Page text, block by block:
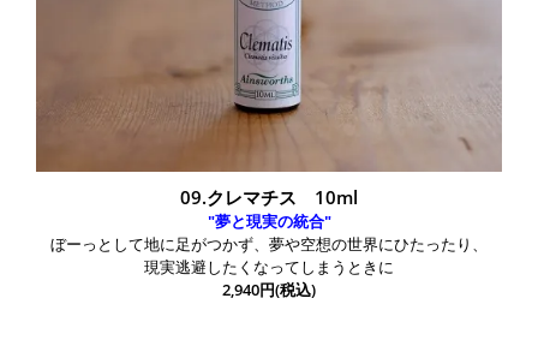
09.クレマチス 10ml
"夢と現実の統合"
ぼーっとして地に足がつかず、夢や空想の世界にひたったり、
現実逃避したくなってしまうときに
2,940円(税込)